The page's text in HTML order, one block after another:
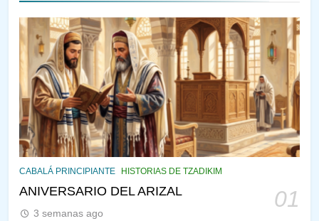
CABALÁ PRINCIPIANTE HISTORIAS DE TZADIKIM
ANIVERSARIO DEL ARIZAL 01
3 semanas ago
143
¿QUIÉN ES SABIO? EL QUE
VE LO QUE VA A NACER
PENSAMIENTO JUDÍO PIRKEI AVOT
144
CABALÁ Y JASIDUT: EL
CONSEJO DE LOS PADRES